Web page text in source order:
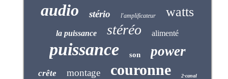
audio stério l'amplificateur watts
la puissance stéréo alimenté
puissance son power
crête montage couronne 2-canal